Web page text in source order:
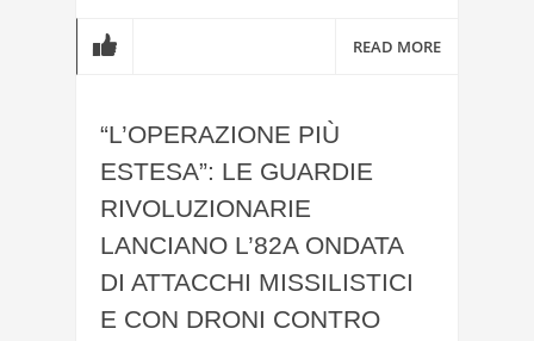
READ MORE
“L’OPERAZIONE PIÙ
ESTESA”: LE GUARDIE
RIVOLUZIONARIE
LANCIANO L’82A ONDATA
DI ATTACCHI MISSILISTICI
E CON DRONI CONTRO